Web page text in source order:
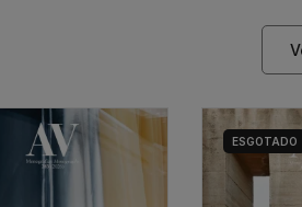
ESGOTADO